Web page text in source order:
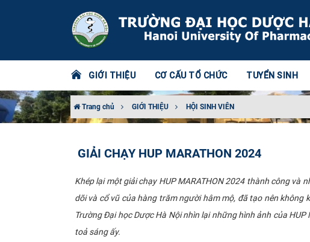
GIỚI THIỆU CƠ CẤU TỔ CHỨC TUYỂN SINH
Trang chủ GIỚI THIỆU HỘI SINH VIÊN
GIẢI CHẠY HUP MARATHON 2024
Khép lại một giải chạy HUP MARATHON 2024 thành công và
dõi và cổ vũ của hàng trăm người hâm mộ, đã tạo nên không
Trường Đại học Dược Hà Nội nhìn lại những hình ảnh của
toả sáng ấy.